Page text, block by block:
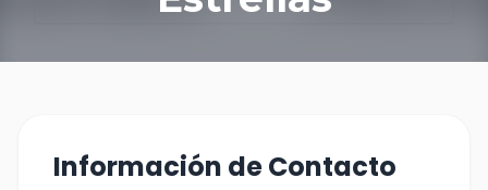
Información de Contacto